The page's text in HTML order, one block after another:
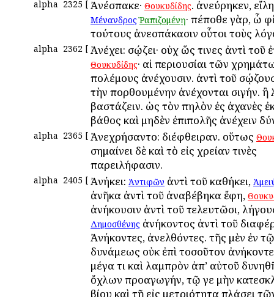
alpha 2325 [ Ἀνέσπακε· Θουκυδίδης. ἀνεύρηκεν,
Μένανδρος Ῥαπιζομένῃ· πέποθε γὰρ, ὧ
τούτους ἀνεσπάκασιν οὗτοι τοὺς
alpha 2362 [ Ἀνέχει: σῴζει· οὐχ ὥς τινες ἀντὶ τοῦ
Θουκυδίδης· αἱ περιουσίαι τῶν
πολέμους ἀνέχουσιν. ἀντὶ τοῦ
τὴν πορθουμένην ἀνέχονται σιγήν. ἢ
βαστάζειν. ὡς τὸν πηλὸν ἐς ἀχανὲς
βάθος καὶ μηδὲν ἐπιπολῆς ἀνέχειν
alpha 2365 [ Ἀνεχρήσαντο: διέφθειραν. οὕτως
σημαίνει δὲ καὶ τὸ εἰς χρείαν τινὲς
παρειλήφασιν.
alpha 2405 [ Ἀνήκει: Ἀντιφῶν ἀντὶ τοῦ καθήκει,
ἀνῆκα ἀντὶ τοῦ ἀναβέβηκα ἔφη,
ἀνήκουσιν ἀντὶ τοῦ τελευτῶσι,
Δημοσθένης ἀνήκοντος ἀντὶ τοῦ
Ἀνήκοντες, ἀνελθόντες. τῆς μὲν ἐν
δυνάμεως οὐκ ἐπὶ τοσοῦτον
μέγα τι καὶ λαμπρὸν ἀπ’ αὐτοῦ
ὄχλων προαγωγήν, τῷ γε μὴν
βίου καὶ τῇ εἰς μετριότητα πλάσει